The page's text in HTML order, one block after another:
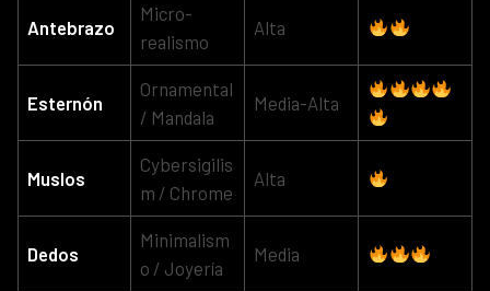
Antebrazo
Micro-
realismo
Alta
Esternón
Ornamental
/ Mandala
Media-Alta
Muslos
Cybersigilis
m / Chrome
Alta
Dedos
Minimalism
o / Joyería
Media